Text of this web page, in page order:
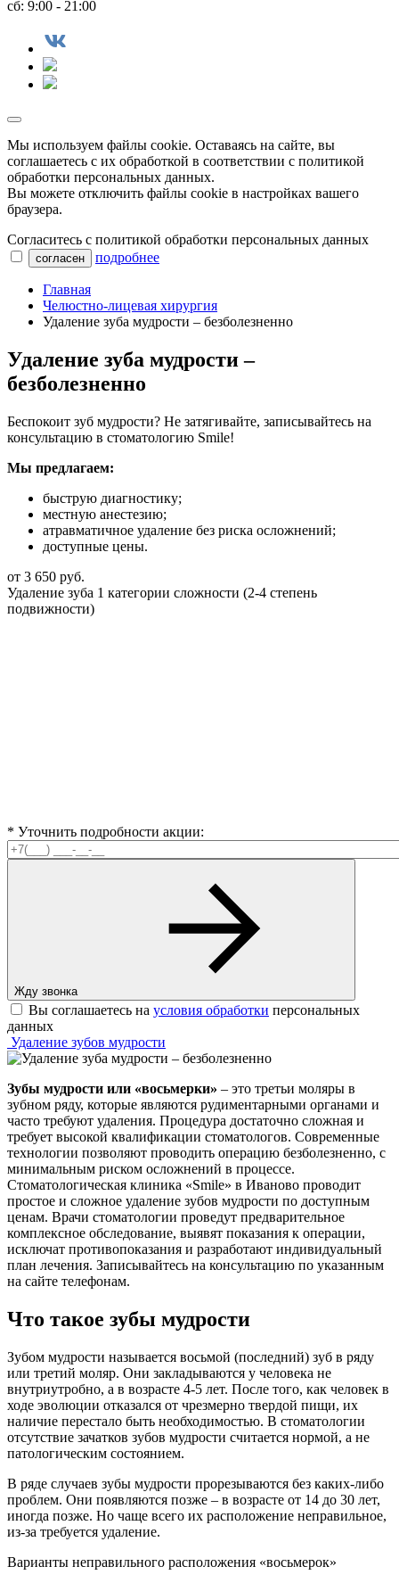
сб: 9:00 - 21:00
Мы используем файлы сookie. Оставаясь на сайте, вы
соглашаетесь с их обработкой в соответствии с политикой
обработки персональных данных.
Вы можете отключить файлы cookie в настройках вашего
браузера.
Согласитесь с политикой обработки персональных данных
согласен подробнее
Главная
Челюстно-лицевая хирургия
Удаление зуба мудрости – безболезненно
Удаление зуба мудрости –
безболезненно
Беспокоит зуб мудрости? Не затягивайте, записывайтесь на
консультацию в стоматологию Smile!
Мы предлагаем:
быструю диагностику;
местную анестезию;
атравматичное удаление без риска осложнений;
доступные цены.
от 3 650 руб.
Удаление зуба 1 категории сложности (2-4 степень
подвижности)
* Уточнить подробности акции:
Жду звонка
Вы соглашаетесь на условия обработки персональных
данных
Удаление зубов мудрости
Зубы мудрости или «восьмерки» – это третьи моляры в
зубном ряду, которые являются рудиментарными органами и
часто требуют удаления. Процедура достаточно сложная и
требует высокой квалификации стоматологов. Современные
технологии позволяют проводить операцию безболезненно, с
минимальным риском осложнений в процессе.
Стоматологическая клиника «Smile» в Иваново проводит
простое и сложное удаление зубов мудрости по доступным
ценам. Врачи стоматологии проведут предварительное
комплексное обследование, выявят показания к операции,
исключат противопоказания и разработают индивидуальный
план лечения. Записывайтесь на консультацию по указанным
на сайте телефонам.
Что такое зубы мудрости
Зубом мудрости называется восьмой (последний) зуб в ряду
или третий моляр. Они закладываются у человека не
внутриутробно, а в возрасте 4-5 лет. После того, как человек в
ходе эволюции отказался от чрезмерно твердой пищи, их
наличие перестало быть необходимостью. В стоматологии
отсутствие зачатков зубов мудрости считается нормой, а не
патологическим состоянием.
В ряде случаев зубы мудрости прорезываются без каких-либо
проблем. Они появляются позже – в возрасте от 14 до 30 лет,
иногда позже. Но чаще всего их расположение неправильное,
из-за требуется удаление.
Варианты неправильного расположения «восьмерок»